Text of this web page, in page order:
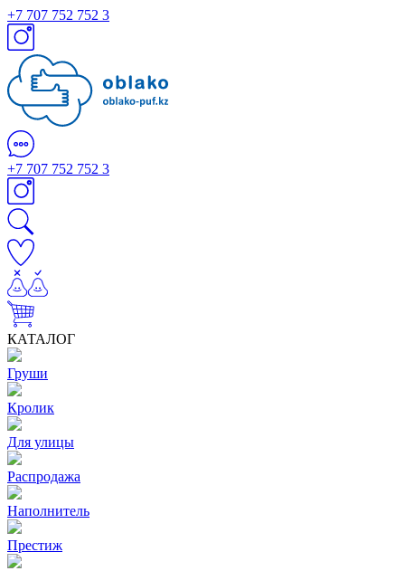
+7 707 752 752 3
+7 707 752 752 3
КАТАЛОГ
Груши
Кролик
Для улицы
Распродажа
Наполнитель
Престиж